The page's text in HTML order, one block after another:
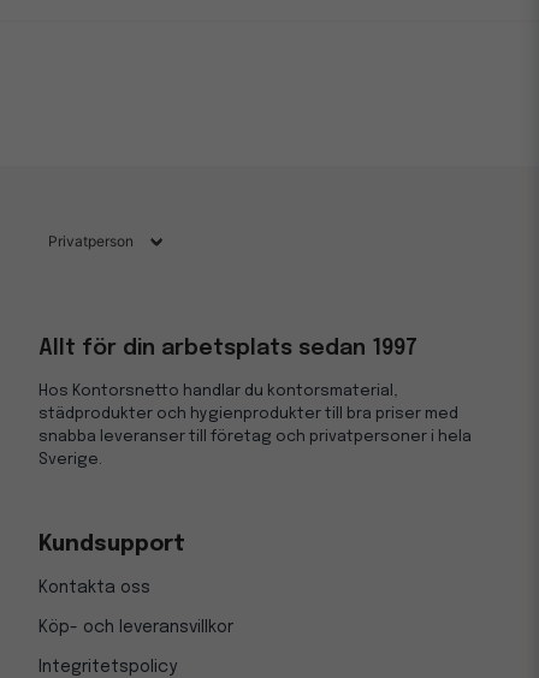
Allt för din arbetsplats sedan 1997
Hos Kontorsnetto handlar du kontorsmaterial,
städprodukter och hygienprodukter till bra priser med
snabba leveranser till företag och privatpersoner i hela
Sverige.
Kundsupport
Kontakta oss
Köp- och leveransvillkor
Integritetspolicy